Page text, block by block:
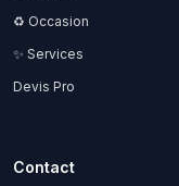
♻️ Occasion
✨ Services
Devis Pro
Contact